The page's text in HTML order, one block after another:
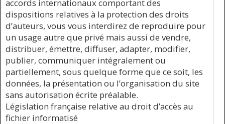
accords internationaux comportant des
dispositions relatives à la protection des droits
d’auteurs, vous vous interdirez de reproduire pour
un usage autre que privé mais aussi de vendre,
distribuer, émettre, diffuser, adapter, modifier,
publier, communiquer intégralement ou
partiellement, sous quelque forme que ce soit, les
données, la présentation ou l’organisation du site
sans autorisation écrite préalable.
Législation française relative au droit d’accès au
fichier informatisé